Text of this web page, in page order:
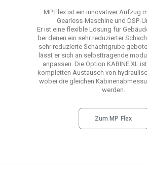
MP Flex ist ein innovativer Aufzug
Gearless-Maschine und DSP-
Er ist eine flexible Lösung für
bei denen ein sehr reduzierter
sehr reduzierte Schachtgrube
lässt er sich an selbsttragende
anpassen. Die Option KABINE XL
kompletten Austausch von
wobei die gleichen
werden.
Zum MP Flex